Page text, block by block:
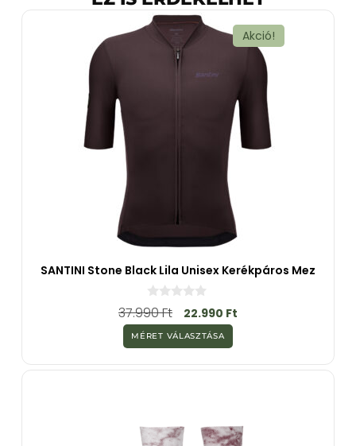
Akció!
SANTINI Stone Black Lila Unisex Kerékpáros Mez
0
a
5
-
b
ő
37.990Ft 22.990 Ft
MÉRET VÁLASZTÁSA